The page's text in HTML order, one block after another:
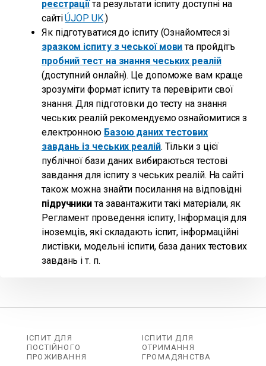
реєстраціїта результати іспиту доступні на
сайтіÚJOP UK.)
Як підготуватися до іспиту (Ознайомтеся зі
зразком іспиту з чеської мовита пройдітъ
пробний тест на знання чеських реалій
(доступний онлайн). Це допоможе вам краще
зрозуміти формат іспиту та перевірити свої
знання. Для підготовки до тесту на знання
чеських реалій рекомендуємо ознайомитися з
електронною Базою даних тестових
завдань із чеських реалій. Тільки з цієї
публічної бази даних вибираються тестові
завдання для іспиту з чеських реалій. На сайті
також можна знайти посилання на відповідні
підручникита завантажити такі матеріали, як
Регламент проведення іспиту, Інформація для
іноземців, які складають іспит, інформаційні
листівки, модельні іспити, база даних тестових
завдань і т. п.
ІСПИТ ДЛЯ
ПОСТІЙНОГО
ПРОЖИВАННЯ
ІСПИТИ ДЛЯ
ОТРИМАННЯ
ГРОМАДЯНСТВА